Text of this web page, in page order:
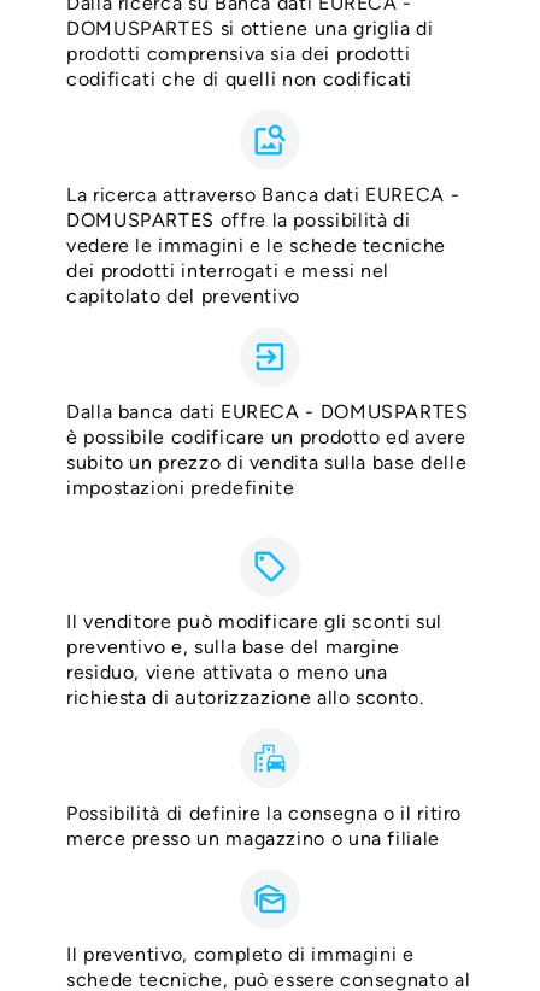
DOMUSPARTES si ottiene una griglia di
prodotti comprensiva sia dei prodotti
codificati che di quelli non codificati
image_search
La ricerca attraverso Banca dati EURECA -
DOMUSPARTES offre la possibilità di
vedere le immagini e le schede tecniche
dei prodotti interrogati e messi nel
capitolato del preventivo
exit_to_app
Dalla banca dati EURECA - DOMUSPARTES
è possibile codificare un prodotto ed avere
subito un prezzo di vendita sulla base delle
impostazioni predefinite
sell
Il venditore può modificare gli sconti sul
preventivo e, sulla base del margine
residuo, viene attivata o meno una
richiesta di autorizzazione allo sconto.
emoji_transportation
Possibilità di definire la consegna o il ritiro
merce presso un magazzino o una filiale
mark_as_unread
Il preventivo, completo di immagini e
schede tecniche, può essere consegnato al